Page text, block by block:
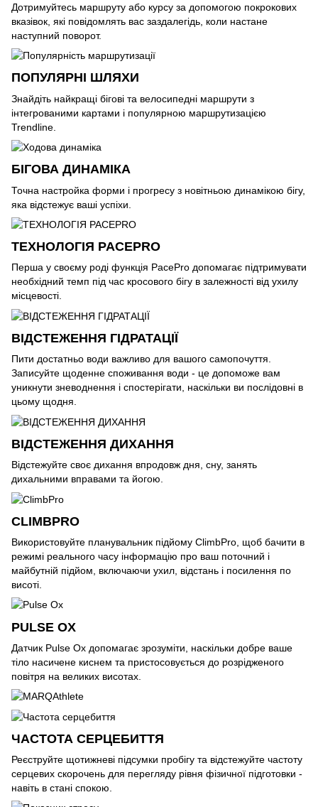
Дотримуйтесь маршруту або курсу за допомогою покрокових
вказівок, які повідомлять вас заздалегідь, коли настане
наступний поворот.
ПОПУЛЯРНІ ШЛЯХИ
Знайдіть найкращі бігові та велосипедні маршрути з
інтегрованими картами і популярною маршрутизацією
Trendline.
БІГОВА ДИНАМІКА
Точна настройка форми і прогресу з новітньою динамікою бігу,
яка відстежує ваші успіхи.
ТЕХНОЛОГІЯ PACEPRO
Перша у своєму роді функція PacePro допомагає підтримувати
необхідний темп під час кросового бігу в залежності від ухилу
місцевості.
ВІДСТЕЖЕННЯ ГІДРАТАЦІЇ
Пити достатньо води важливо для вашого самопочуття.
Записуйте щоденне споживання води - це допоможе вам
уникнути зневоднення і спостерігати, наскільки ви послідовні в
цьому щодня.
ВІДСТЕЖЕННЯ ДИХАННЯ
Відстежуйте своє дихання впродовж дня, сну, занять
дихальними вправами та йогою.
CLIMBPRO
Використовуйте планувальник підйому ClimbPro, щоб бачити в
режимі реального часу інформацію про ваш поточний і
майбутній підйом, включаючи ухил, відстань і посилення по
висоті.
PULSE OX
Датчик Pulse Ox допомагає зрозуміти, наскільки добре ваше
тіло насичене киснем та пристосовується до розрідженого
повітря на великих висотах.
ЧАСТОТА СЕРЦЕБИТТЯ
Реєструйте щотижневі підсумки пробігу та відстежуйте частоту
серцевих скорочень для перегляду рівня фізичної підготовки -
навіть в стані спокою.